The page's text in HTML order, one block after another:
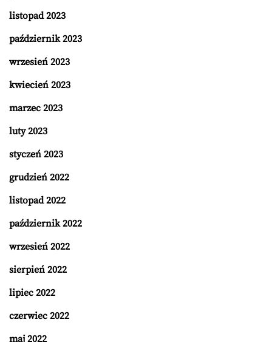
listopad 2023
październik 2023
wrzesień 2023
kwiecień 2023
marzec 2023
luty 2023
styczeń 2023
grudzień 2022
listopad 2022
październik 2022
wrzesień 2022
sierpień 2022
lipiec 2022
czerwiec 2022
maj 2022